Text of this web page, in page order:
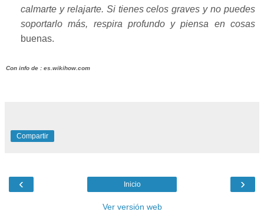
calmarte y relajarte. Si tienes celos graves y no puedes
soportarlo más, respira profundo y piensa en cosas
buenas.
Con info de : es.wikihow.com
Compartir
‹ ›
Inicio
Ver versión web